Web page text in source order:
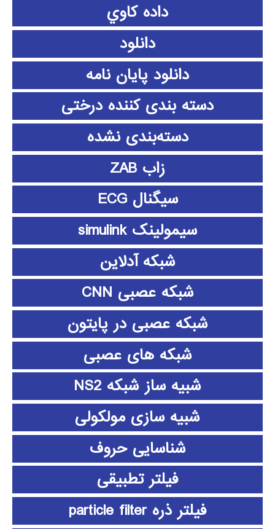
داده كاوي
دانلود
دانلود پايان نامه
دسته بندی کننده درختی
دسته‌بندی نشده
زاب ZAB
سیگنال ECG
سیمولینک simulink
شبکه آدلاین
شبکه عصبی CNN
شبکه عصبی در پایتون
شبکه های عصبی
شبیه ساز شبکه NS2
شبیه سازی مولکولی
شناسایی حروف
فیلتر تطبیقی
فیلتر ذره particle filter